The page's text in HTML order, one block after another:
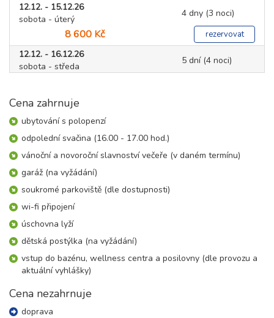
12.12. - 15.12.26
sobota - úterý
4 dny (3 noci)
8 600 Kč rezervovat
12.12. - 16.12.26
sobota - středa
5 dní (4 noci)
12.12. - 17.12.26
14 300 Kč
12.12. - 19.12.26
sobota - sobota
8 dní (7 nocí)
20 100 Kč
19.12. - 24.12.26
sobota - čtvrtek
15 700 Kč
19.12. - 26.12.26
sobota - sobota
22 000 Kč
26.12. - 02.01.27
Cena zahrnuje
ubytování s polopenzí
odpolední svačina (16.00 - 17.00 hod.)
vánoční a novoroční slavnoství večeře (v daném termínu)
garáž (na vyžádání)
soukromé parkoviště (dle dostupnosti)
wi-fi připojení
úschovna lyží
dětská postýlka (na vyžádání)
vstup do bazénu, wellness centra a posilovny (dle provozu a
aktuální vyhlášky)
Cena nezahrnuje
doprava